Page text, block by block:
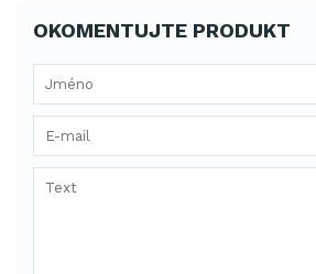
OKOMENTUJTE PRODUKT